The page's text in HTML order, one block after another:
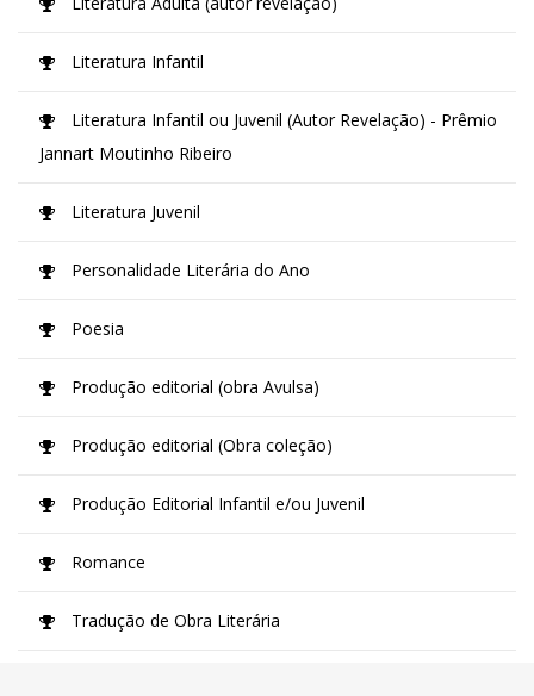
Literatura Infantil
Literatura Infantil ou Juvenil (Autor Revelação) - Prêmio
Jannart Moutinho Ribeiro
Literatura Juvenil
Personalidade Literária do Ano
Poesia
Produção editorial (obra Avulsa)
Produção editorial (Obra coleção)
Produção Editorial Infantil e/ou Juvenil
Romance
Tradução de Obra Literária